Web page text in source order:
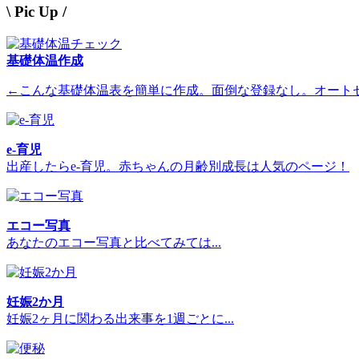
\ Pic Up /
基礎体温作成
←こんな基礎体温表を簡単に作成。面倒な登録なし。オート
e-育児
出産したらe-育児。赤ちゃんの月齢別成長は人気のページ！
エコー写真
あなたのエコー写真と比べてみては...
妊娠2か月
妊娠2ヶ月に関わる出来事を1週ごとに...